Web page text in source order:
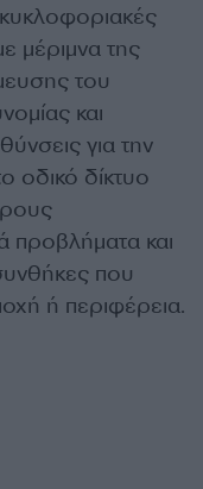
μέριμνα της
του
και
για την
οδικό δίκτυο
προβλήματα και
που
ή περιφέρεια.